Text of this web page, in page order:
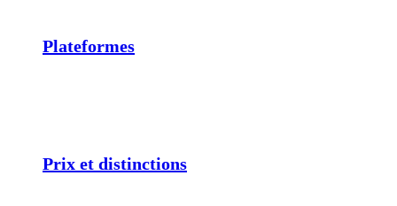
Plateformes
Prix et distinctions